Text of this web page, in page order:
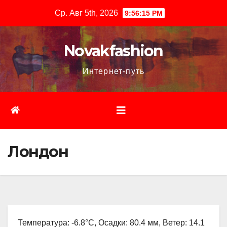
содержимому
Ср. Авг 5th, 2026 9:56:16 PM
Novakfashion
Интернет-путь
Лондон
Температура: -6.8°C, Осадки: 80.4 мм, Ветер: 14.1